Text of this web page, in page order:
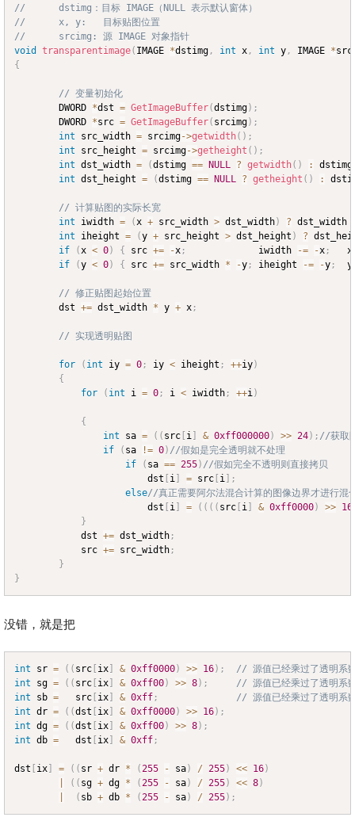
//		dstimg：目标 IMAGE（NULL 表示默认窗体）
//		x, y:	目标贴图位置
//		srcimg: 源 IMAGE 对象指针
void
transparentimage( IMAGE *dstimg , int x , int y , IMAGE *
{
// 变量初始化
		DWORD
*dst = GetImageBuffer(dstimg) ;
		DWORD
*src = GetImageBuffer( srcimg) ;
int src_width = srcimg->getwidth( ) ;
int src_height = srcimg->getheight ( ) ;
int dst_width = (dstimg == NULL ? getwidth( ) : dstimg
int dst_height = (dstimg == NULL ? getheight ( ) :
// 计算贴图的实际长宽
int iwidth = (x + src_width > dst_width) ? dst_width
int iheight = (y + src_height > dst_height ) ?
if
(x < 0) { src += -x ;
				iwidth
-= -x ;
if
(y < 0) { src += src_width * -y ;
	iheight
-= -y ;
// 修正贴图起始位置
		dst
+= dst_width * y + x ;
// 实现透明贴图
for ( int iy = 0 ; iy < iheight ; ++iy)
{
for
( int i = 0 ; i < iwidth ; ++i)
{
int sa = ( ( src i & 0xff000000) >> 24) ; //获取
if
( sa != 0) //假如是完全透明就不处理
if
( sa == 255) //假如完全不透明则直接拷贝
						dst
i = src i
;
else//真正需要阿尔法混合计算的图像边界才进行混
						dst
i = ( ( ( ( src i & 0xff0000) >> 16
}
			dst
+= dst_width ;
			src
+= src_width ;
}
}
没错，就是把
int sr = ( ( src ix & 0xff0000) >> 16) ;
// 源值已经乘过了透明系
int sg = ( ( src ix & 0xff00) >> 8) ;
// 源值已经乘过了透明系
int sb =
   src
ix & 0xff ;
// 源值已经乘过了透明系
int dr = ( (dst ix & 0xff0000) >> 16) ;
int dg = ( (dst ix & 0xff00) >> 8) ;
int db =
   dst
ix & 0xff ;
dst ix = ( ( sr + dr * (255 - sa) / 255) << 16)
( ( sg + dg * (255 - sa) / 255) << 8)
( sb + db * (255 - sa) / 255) ;
Copy